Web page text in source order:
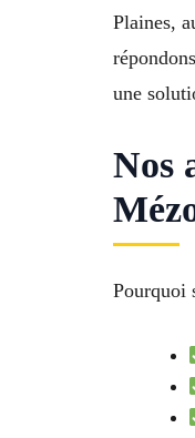
Plaines,
une
Nos
Pourquoi